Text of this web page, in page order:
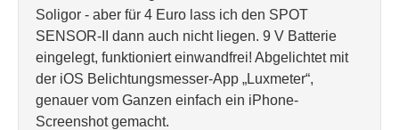
Soligor - aber für 4 Euro lass ich den SPOT
SENSOR-II dann auch nicht liegen. 9 V Batterie
eingelegt, funktioniert einwandfrei! Abgelichtet mit
der iOS Belichtungsmesser-App „Luxmeter“,
genauer vom Ganzen einfach ein iPhone-
Screenshot gemacht.